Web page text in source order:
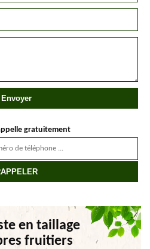
gratuitement
en taillage
fruitiers